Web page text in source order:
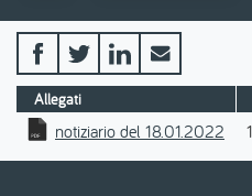
Allegati
notiziario del 18.01.2022